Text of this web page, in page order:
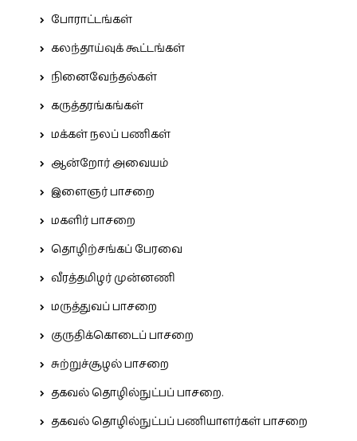
போராட்டங்கள்
கலந்தாய்வுக் கூட்டங்கள்
நினைவேந்தல்கள்
கருத்தரங்கங்கள்
மக்கள் நலப் பணிகள்
ஆன்றோர் அவையம்
இளைஞர் பாசறை
மகளிர் பாசறை
தொழிற்சங்கப் பேரவை
வீரத்தமிழர் முன்னணி
மருத்துவப் பாசறை
குருதிக்கொடைப் பாசறை
சுற்றுச்சூழல் பாசறை
தகவல் தொழில்நுட்பப் பாசறை.
தகவல் தொழில்நுட்பப் பணியாளர்கள் பாசறை